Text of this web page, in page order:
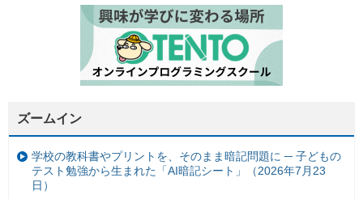
ズームイン
学校の教科書やプリントを、そのまま暗記問題に ─ 子どもの
テスト勉強から生まれた「AI暗記シート」（2026年7月23
日）